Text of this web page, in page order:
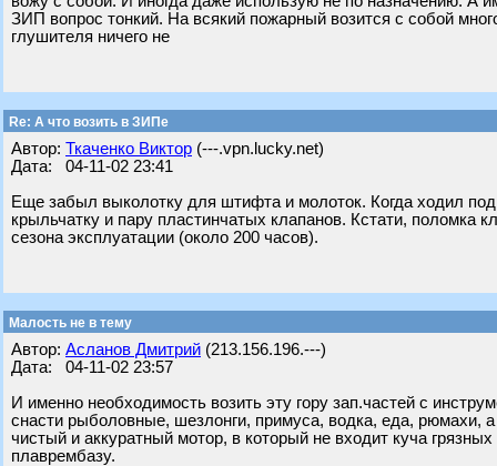
ЗИП вопрос тонкий. На всякий пожарный возится с собой
глушителя ничего не
Re: А что возить в ЗИПе
Автор: Ткаченко Виктор (---.vpn.lucky.net)
Дата: 04-11-02 23:41
Еще забыл выколотку для штифта и молоток. Когда ходил
крыльчатку и пару пластинчатых клапанов. Кстати, поломка
сезона эксплуатации (около 200 часов).
Малость не в тему
Автор: Асланов Дмитрий (213.156.196.---)
Дата: 04-11-02 23:57
И именно необходимость возить эту гору зап.частей с
снасти рыболовные, шезлонги, примуса, водка, еда, рюмахи,
чистый и аккуратный мотор, в который не входит куча
плаврембазу.